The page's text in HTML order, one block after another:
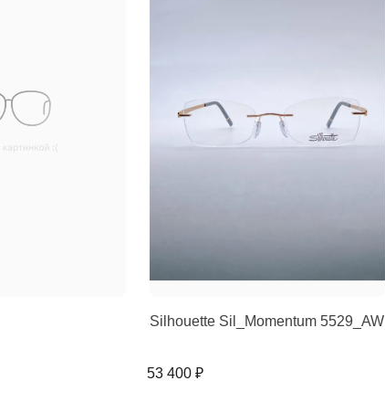
Silhouette Sil_Momentum 5529_AW
53 400 ₽